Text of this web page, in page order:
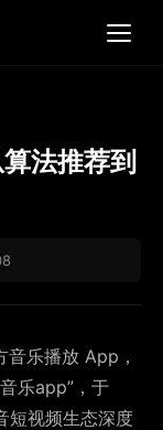
法推荐到
乐播放 App，
乐app”，于
短视频生态深度